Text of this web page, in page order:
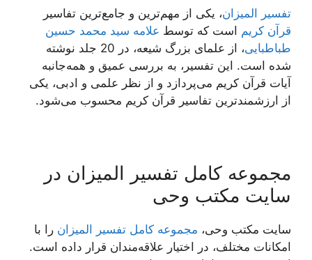
تفسیر المیزان، یکی از مهم‌ترین و جامع‌ترین تفاسیر
قرآن کریم است که توسط علامه سید محمد حسین
طباطبایی
، از علمای بزرگ شیعه، در 20 جلد نوشته
شده است. این تفسیر، به بررسی عمیق و همه‌جانبه
آیات قرآن کریم می‌پردازد و از نظر علمی و ادبی، یکی
از ارزشمندترین تفاسیر قرآن کریم محسوب می‌شود.
مجموعه کامل تفسیر المیزان در
سایت مکتب وحی
سایت مکتب وحی، مجموعه کامل تفسیر المیزان را با
امکانات مختلف، در اختیار علاقه‌مندان قرار داده است.